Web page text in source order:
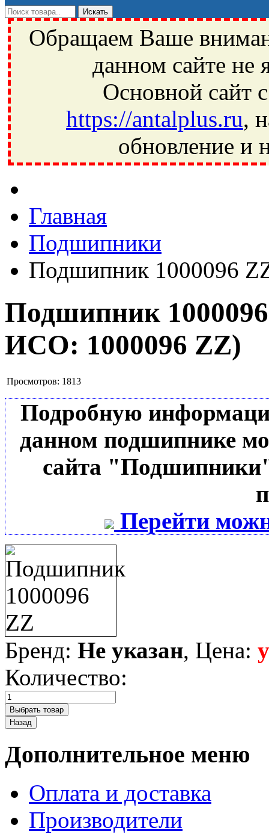
Обращаем Ваше
данном сайте не
Основной сайт
https://antalplus.ru,
обновление и
Ивантеевка, подшипники, пневматика, метизы, техника,
Главная
Подшипники
Подшипник 1000096
Подшипник
ИСО: 1000096 ZZ)
Просмотров: 1813
Подробную
данном подшипнике
сайта
Перейти
Бренд: Не указан, Цена:
Количество:
Дополнительное меню
Оплата и доставка
Производители